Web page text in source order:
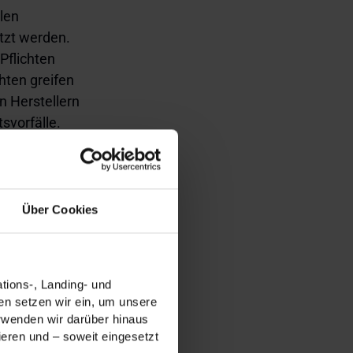
Über Cookies
, Landing- und
setzen wir ein, um unsere
wir darüber hinaus
und – soweit eingesetzt
werden.
greifen
Herstellern
die
sich